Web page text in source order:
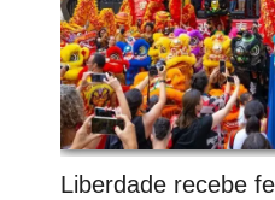
Liberdade recebe